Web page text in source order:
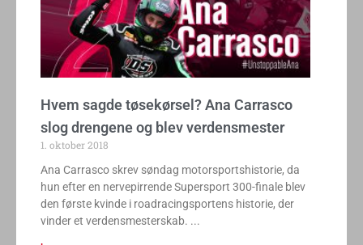
Hvem sagde tøsekørsel? Ana Carrasco
slog drengene og blev verdensmester
1. oktober 2018
Ana Carrasco skrev søndag motorsportshistorie, da
hun efter en nervepirrende Supersport 300-finale blev
den første kvinde i roadracingsportens historie, der
vinder et verdensmesterskab.